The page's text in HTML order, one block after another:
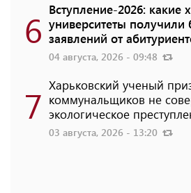
6 Вступление-2026: какие
университеты получили
заявлений от
04 августа, 2026 - 09:48
7 Харьковский ученый
коммунальщиков не
экологическое
03 августа, 2026 - 13:20